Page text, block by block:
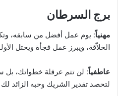
برج السرطان
مهنياً: يوم عمل أفضل من سابقه،
الخلاّقة، ويبرز عمل فجأة ويحتل
عاطفياً: لن تتم عرقلة خطواتك،
لتحصد تقدير الشريك وحبه الزائد لك